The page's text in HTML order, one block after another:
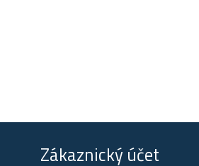
Zákaznický účet